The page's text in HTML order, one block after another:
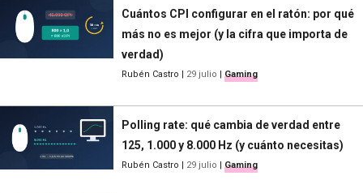
Cuántos CPI configurar en el ratón: por qué
más no es mejor (y la cifra que importa de
verdad)
Rubén Castro | 29 julio | Gaming
Polling rate: qué cambia de verdad entre
125, 1.000 y 8.000 Hz (y cuánto necesitas)
Rubén Castro | 29 julio | Gaming